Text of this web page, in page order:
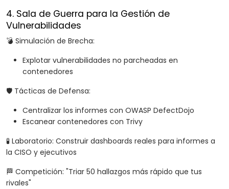
4. Sala de Guerra para la Gestión de
Vulnerabilidades
💣 Simulación de Brecha:
Explotar vulnerabilidades no parcheadas en
contenedores
🛡️ Tácticas de Defensa:
Centralizar los informes con OWASP DefectDojo
Escanear contenedores con Trivy
🧪 Laboratorio: Construir dashboards reales para informes a
la CISO y ejecutivos
🏁 Competición: "Triar 50 hallazgos más rápido que tus
rivales"